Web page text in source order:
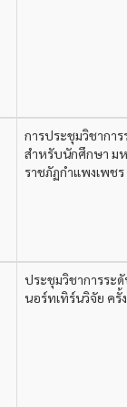
การประชุมวิชากา
สำหรับนักศึกษา ม
ราชภัฏกำแพงเพช
ประชุมวิชาการระ
นอร์ทเทิร์นวิจัย ครั้